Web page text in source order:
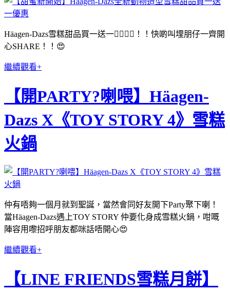
Häagen-Dazs雪糕甜品買一送一✌🏻✌🏻！！快啲叫埋朋仔一齊開
心SHARE！！😍
繼續觀看+
【開PARTY?喇喂】Häagen-
Dazs X《TOY STORY 4》雪糕
火鍋
仲有唔夠一個月就到聖誕，當然會同好友開下Party聚下喇！
當Häagen-Dazs遇上TOY STORY 仲要化身成雪糕火鍋，咁嘅
陣容用嚟招呼朋友都咪話唔開心😍
繼續觀看+
【LINE FRIENDS雪糕月餅】